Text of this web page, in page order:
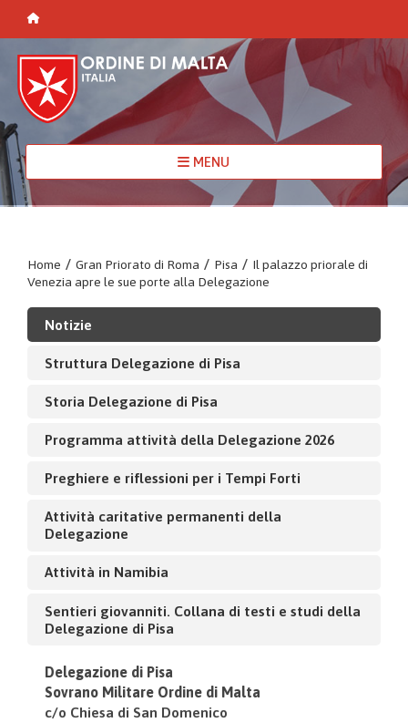
MENU
Home / Gran Priorato di Roma / Pisa / Il palazzo priorale di
Venezia apre le sue porte alla Delegazione
Notizie
Struttura Delegazione di Pisa
Storia Delegazione di Pisa
Programma attività della Delegazione 2026
Preghiere e riflessioni per i Tempi Forti
Attività caritative permanenti della
Delegazione
Attività in Namibia
Sentieri giovanniti. Collana di testi e studi della
Delegazione di Pisa
Delegazione di Pisa
Sovrano Militare Ordine di Malta
c/o Chiesa di San Domenico